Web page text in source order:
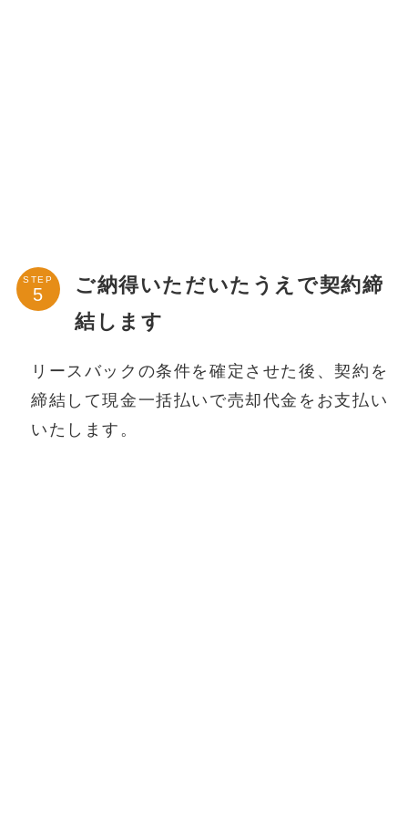
STEP
ご納得いただいたうえで契約締
結します
リースバックの条件を確定させた後、契約を
締結して現金一括払いで売却代金をお支払い
いたします。